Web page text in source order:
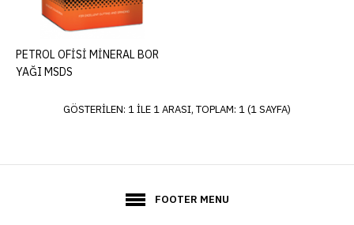
PETROL OFİSİ MİNERAL BOR
YAĞI MSDS
GÖSTERILEN: 1 ILE 1 ARASI, TOPLAM: 1 (1 SAYFA)
FOOTER MENU